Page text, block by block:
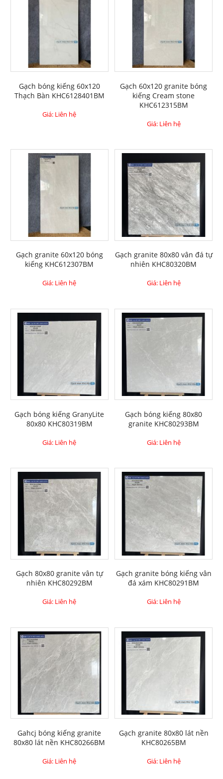
Gạch bóng kiếng 60x120
Thạch Bàn KHC6128401BM
Giá: Liên hệ
Gạch 60x120 granite bóng
kiếng Cream stone
KHC612315BM
Giá: Liên hệ
Gạch granite 60x120 bóng
kiếng KHC612307BM
Giá: Liên hệ
Gạch granite 80x80 vân đá tự
nhiên KHC80320BM
Giá: Liên hệ
Gạch bóng kiếng GranyLite
80x80 KHC80319BM
Giá: Liên hệ
Gạch bóng kiếng 80x80
granite KHC80293BM
Giá: Liên hệ
Gạch 80x80 granite vân tự
nhiên KHC80292BM
Giá: Liên hệ
Gạch granite bóng kiếng vân
đá xám KHC80291BM
Giá: Liên hệ
Gahcj bóng kiếng granite
80x80 lát nền KHC80266BM
Giá: Liên hệ
Gạch granite 80x80 lát nền
KHC80265BM
Giá: Liên hệ